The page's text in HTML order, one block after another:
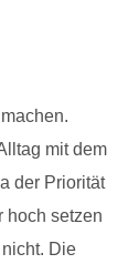
mit dem
der Priorität
hoch setzen
Die